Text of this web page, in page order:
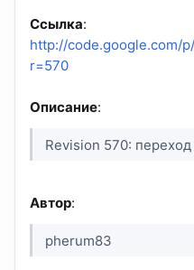
Ссылка:
http://code.google.com/
r=570
Описание:
Revision 570:
Автор:
pherum83